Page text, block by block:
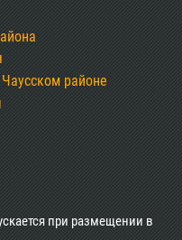
районе
при размещении в